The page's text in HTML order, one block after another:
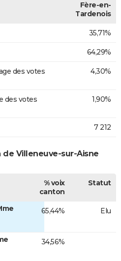
Fère-en-
Tardenois
35,71%
64,29%
des votes
4,30%
des votes
1,90%
7 212
Villeneuve-sur-Aisne
% voix
canton
Statut
65,44% Elu
34,56%